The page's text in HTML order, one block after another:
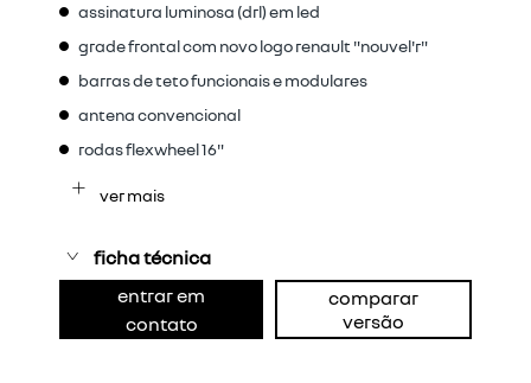
assinatura luminosa (drl) em led
grade frontal com novo logo renault "nouvel'r"
barras de teto funcionais e modulares
antena convencional
rodas flexwheel 16"
ver mais
ficha técnica
entrar em
contato
comparar
versão